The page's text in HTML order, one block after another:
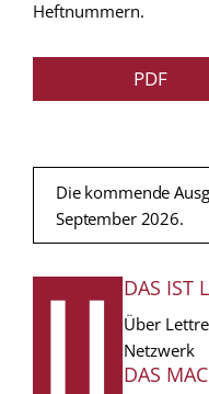
Heftnummern.
PDF
Die kommende
September 2026.
DAS IST
Über Lettre
Netzwerk
DAS